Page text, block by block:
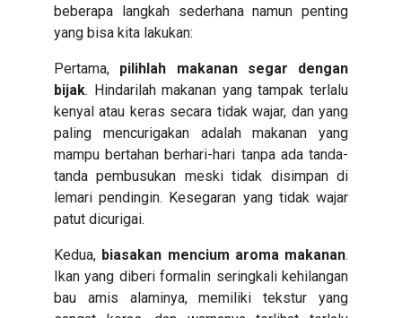
beberapa langkah sederhana namun penting
yang bisa kita lakukan:
Pertama, pilihlah makanan segar dengan
bijak. Hindarilah makanan yang tampak terlalu
kenyal atau keras secara tidak wajar, dan yang
paling mencurigakan adalah makanan yang
mampu bertahan berhari-hari tanpa ada tanda-
tanda pembusukan meski tidak disimpan di
lemari pendingin. Kesegaran yang tidak wajar
patut dicurigai.
Kedua, biasakan mencium aroma makanan.
Ikan yang diberi formalin seringkali kehilangan
bau amis alaminya, memiliki tekstur yang